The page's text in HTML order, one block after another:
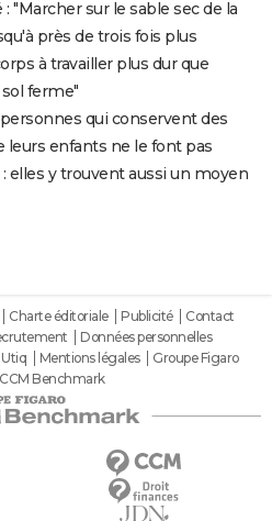
"Marcher sur le sable sec de la
près de trois fois plus
à travailler plus dur que
ferme"
qui conservent des
leurs enfants ne le font pas
elles y trouvent aussi un moyen
Charte éditoriale Publicité
Contact
Données personnelles
Mentions légales
Groupe Figaro
Benchmark